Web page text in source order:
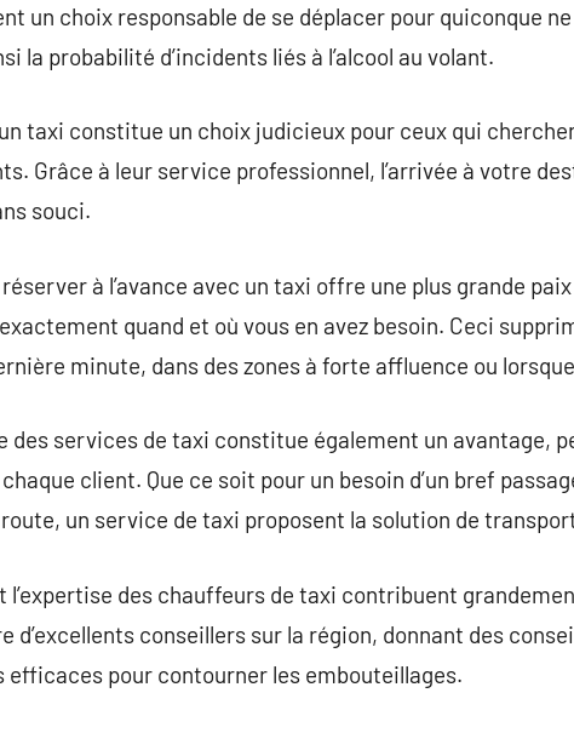
un choix responsable de se déplacer pour quiconque
la probabilité d’incidents liés à l’alcool au volant.
taxi constitue un choix judicieux pour ceux qui
Grâce à leur service professionnel, l’arrivée à votre
souci.
à l’avance avec un taxi offre une plus grande
quand et où vous en avez besoin. Ceci
minute, dans des zones à forte affluence ou
des services de taxi constitue également un avantage,
client. Que ce soit pour un besoin d’un bref
un service de taxi proposent la solution de
l’expertise des chauffeurs de taxi contribuent
d’excellents conseillers sur la région, donnant des
efficaces pour contourner les embouteillages.